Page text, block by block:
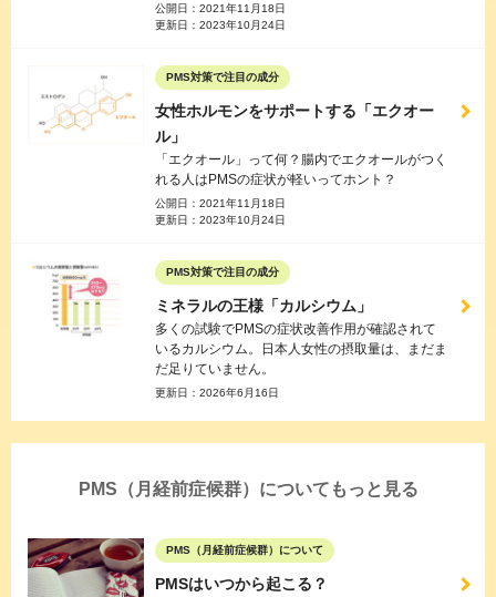
公開日： 2021年11月18日
更新日： 2023年10月24日
PMS対策で注目の成分
女性ホルモンをサポートする「エクオー
ル」
「エクオール」って何？腸内でエクオールがつく
れる人はPMSの症状が軽いってホント？
公開日： 2021年11月18日
更新日： 2023年10月24日
PMS対策で注目の成分
ミネラルの王様「カルシウム」
多くの試験でPMSの症状改善作用が確認されて
いるカルシウム。日本人女性の摂取量は、まだま
だ足りていません。
更新日： 2026年6月16日
PMS（月経前症候群）についてもっと見る
PMS（月経前症候群）について
PMSはいつから起こる？